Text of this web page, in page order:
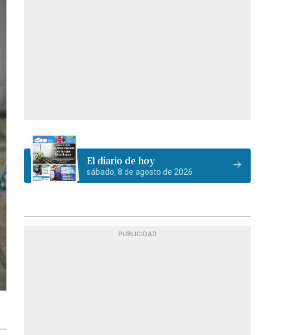
El diario de hoy
sábado, 8 de agosto de 2026
PUBLICIDAD